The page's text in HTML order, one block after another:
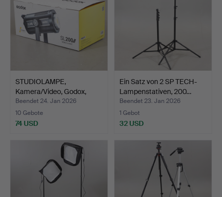
STUDIOLAMPE,
Kamera/Video, Godox,
2000er.
Beendet 24. Jan 2026
10 Gebote
74 USD
Ein Satz von 2 SP TECH-
Lampenstativen, 200…
Beendet 23. Jan 2026
1 Gebot
32 USD